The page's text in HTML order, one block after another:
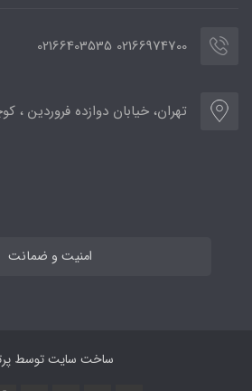
02166974700 02166403535
تهران، خیابان دوازده فروردین ،
امنیت و ضمانت
ساخت سایت توسط